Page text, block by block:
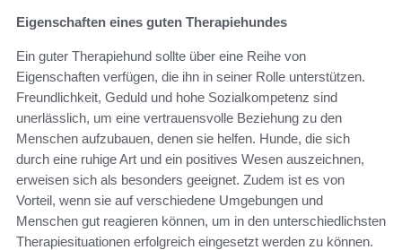
Eigenschaften eines guten Therapiehundes
Ein guter Therapiehund sollte über eine Reihe von
Eigenschaften verfügen, die ihn in seiner Rolle unterstützen.
Freundlichkeit, Geduld und hohe Sozialkompetenz sind
unerlässlich, um eine vertrauensvolle Beziehung zu den
Menschen aufzubauen, denen sie helfen. Hunde, die sich
durch eine ruhige Art und ein positives Wesen auszeichnen,
erweisen sich als besonders geeignet. Zudem ist es von
Vorteil, wenn sie auf verschiedene Umgebungen und
Menschen gut reagieren können, um in den unterschiedlichsten
Therapiesituationen erfolgreich eingesetzt werden zu können.